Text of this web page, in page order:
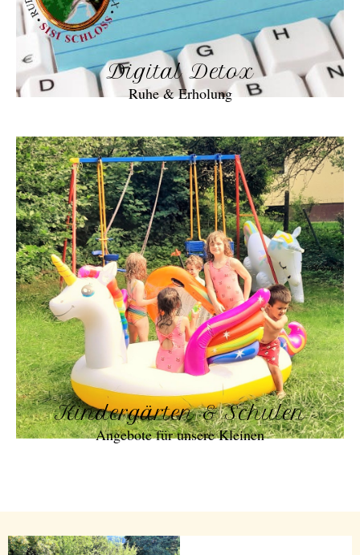
Digital Detox
Ruhe & Erholung
Kindergärten & Schulen
Angebote für unsere Kleinen